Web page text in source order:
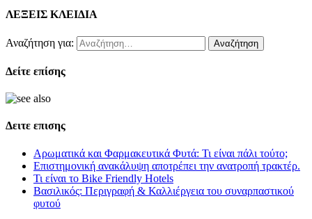
ΛΕΞΕΙΣ ΚΛΕΙΔΙΑ
Αναζήτηση για:
Δείτε επίσης
Δειτε επισης
Αρωματικά και Φαρμακευτικά Φυτά: Τι είναι πάλι τούτο;
Επιστημονική ανακάλυψη αποτρέπει την ανατροπή τρακτέρ.
Τι είναι το Bike Friendly Hotels
Βασιλικός: Περιγραφή & Καλλιέργεια του συναρπαστικού
φυτού